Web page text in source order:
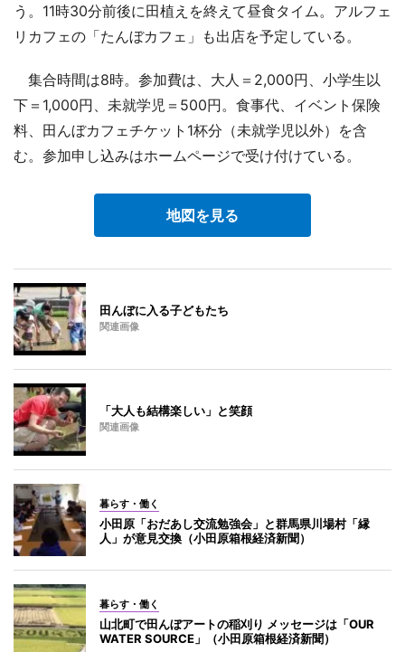
う。11時30分前後に田植えを終えて昼食タイム。アルフェ
リカフェの「たんぼカフェ」も出店を予定している。
集合時間は8時。参加費は、大人＝2,000円、小学生以
下＝1,000円、未就学児＝500円。食事代、イベント保険
料、田んぼカフェチケット1杯分（未就学児以外）を含
む。参加申し込みはホームページで受け付けている。
地図を見る
田んぼに入る子どもたち
関連画像
「大人も結構楽しい」と笑顔
関連画像
暮らす・働く
小田原「おだあし交流勉強会」と群馬県川場村「縁
人」が意見交換（小田原箱根経済新聞）
暮らす・働く
山北町で田んぼアートの稲刈り メッセージは「OUR
WATER SOURCE」（小田原箱根経済新聞）